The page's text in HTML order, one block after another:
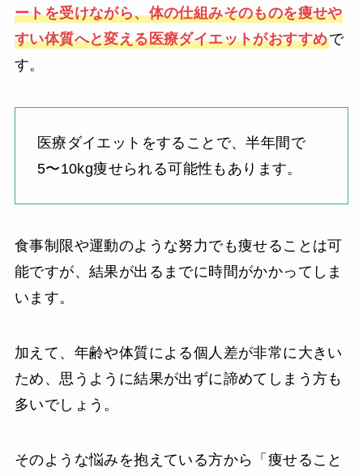
ートを受けながら、体の仕組みそのものを痩せや
すい体質へと変える医療ダイエットがおすすめで
す。
医療ダイエットをすることで、半年間で
5〜10kg痩せられる可能性もあります。
食事制限や運動のような努力でも痩せることは可
能ですが、結果が出るまでに時間がかかってしま
います。
加えて、年齢や体質による個人差が非常に大きい
ため、思うように結果が出ずに諦めてしまう方も
多いでしょう。
そのような悩みを抱えている方から「痩せること